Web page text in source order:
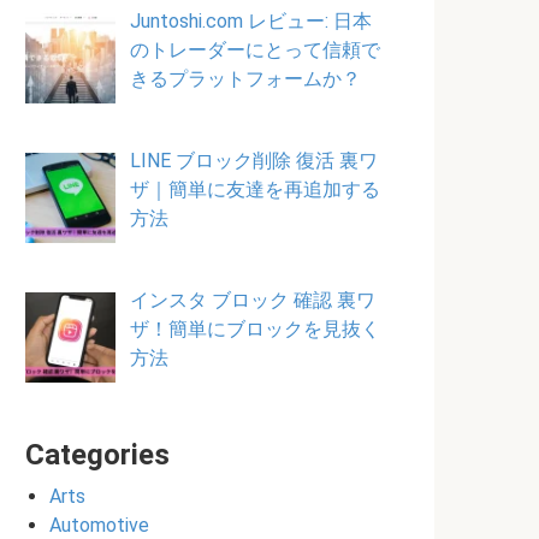
Juntoshi.com レビュー: 日本
のトレーダーにとって信頼で
きるプラットフォームか？
LINE ブロック削除 復活 裏ワ
ザ｜簡単に友達を再追加する
方法
インスタ ブロック 確認 裏ワ
ザ！簡単にブロックを見抜く
方法
Categories
Arts
Automotive